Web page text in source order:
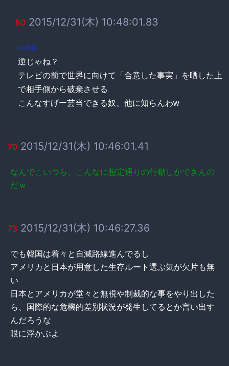
80 2015/12/31(木) 10:48:01.83
>>68
逆じゃね？
テレビの前で世界に向けて「合意した事実」を晒した上
で相手側から破棄させる
こんなすげー芸当できる奴、他に知らんわw
70 2015/12/31(木) 10:46:01.41
なんでこいつら、こんなに想定通りの行動しかできんの
だｗ
73 2015/12/31(木) 10:46:27.36
でも韓国は着々と自滅路線進んでるし
アメリカと日本が用意した生存ルート選ぶ気が欠片も無
い
日本とアメリカが堂々と無視や制裁的な事をやり出した
ら、国際的な危機的差別状況が発生してるとか言い出す
んだろうな
眼に浮かぶよ